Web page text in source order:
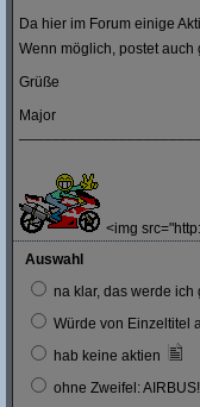
Da hier im Forum einige
Wenn möglich, postet
Grüße
Major
<img
Auswahl
na klar, das werde ich
Würde von Einzeltitel
hab keine aktien
ohne Zweifel: